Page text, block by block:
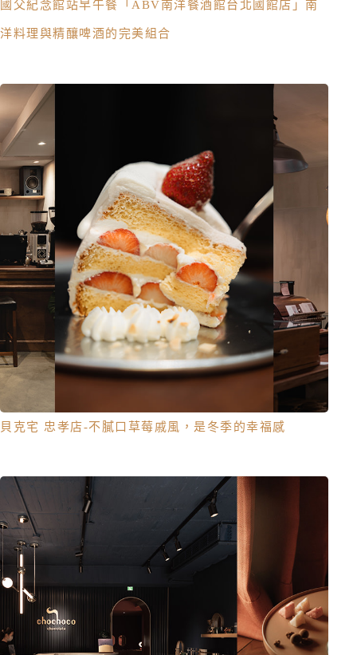
國父紀念館站早午餐「ABV南洋餐酒館台北國館店」南
洋料理與精釀啤酒的完美組合
貝克宅 忠孝店-不膩口草莓戚風，是冬季的幸福感